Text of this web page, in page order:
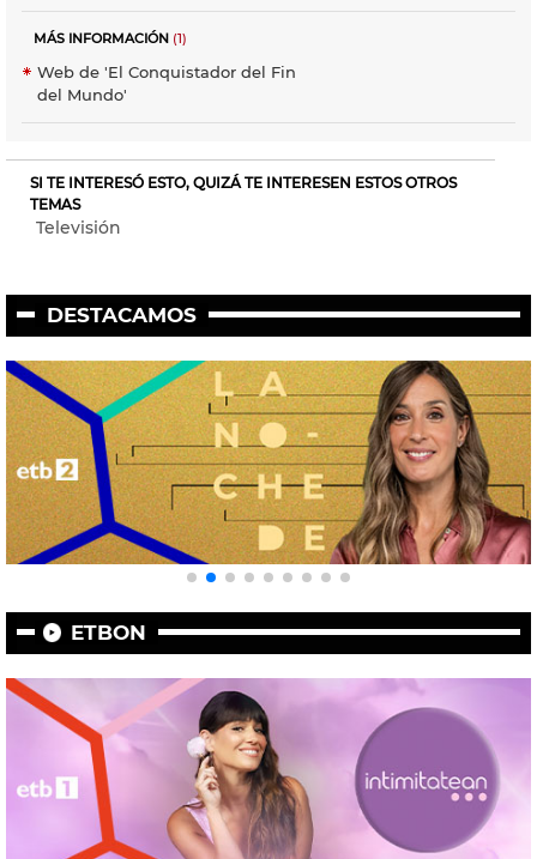
MÁS INFORMACIÓN (1)
Web de 'El Conquistador del Fin
del Mundo'
SI TE INTERESÓ ESTO, QUIZÁ TE INTERESEN ESTOS OTROS
TEMAS
Televisión
DESTACAMOS
ETBON